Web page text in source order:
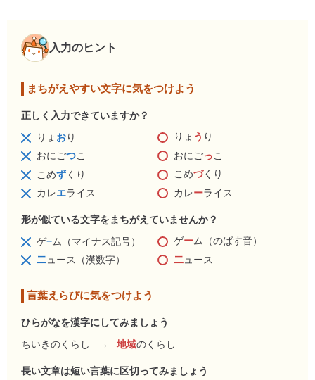
入力のヒント
まちがえやすい文字に気をつけよう
正しく入力できていますか？
りょ おり りょ う り
おにごつこ おにごっこ
こめずくり こめづくり
カレエライス カレーライス
形が似ている文字をまちがえていませんか？
ゲ−ム（マイナス記号） ゲーム（のばす音）
二ュース（漢数字） 二ュース
言葉えらびに気をつけよう
ひらがなを漢字にしてみましょう
ちいきのくらし
→ 地域のくらし
長い文章は短い言葉に区切ってみましょう